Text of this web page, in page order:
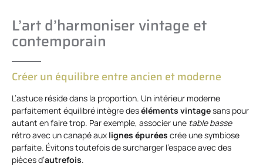
L’art d’harmoniser vintage et
contemporain
Créer un équilibre entre ancien et moderne
L’astuce réside dans la proportion. Un intérieur moderne
parfaitement équilibré intègre deséléments vintagesans pour
autant en faire trop. Par exemple, associer une table basse
rétro avec un canapé aux lignes épurées crée une symbiose
parfaite. Évitons toutefois de surcharger l’espace avec des
pièces d’autrefois.